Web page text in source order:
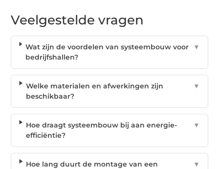
Veelgestelde vragen
Wat zijn de voordelen van systeembouw voor
bedrijfshallen?
▼
Welke materialen en afwerkingen zijn
beschikbaar?
▼
Hoe draagt systeembouw bij aan energie-
efficiëntie?
▼
Hoe lang duurt de montage van een
▼